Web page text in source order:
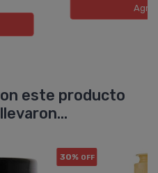
este producto
30% OFF